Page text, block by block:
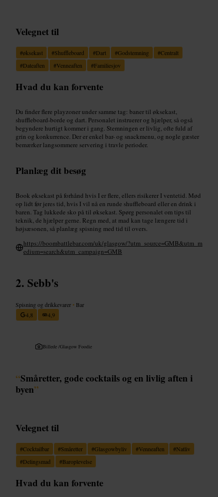
Velegnet til
#øksekast #Shuffleboard #Dart #Godstemning #Centralt
#Dateaften #Venneaften #Familiesjov
Hvad du kan forvente
Du finder flere playzoner under samme tag: baner til øksekast,
shuffleboard-borde og dart. Personalet instruerer og hjælper, så også
begyndere hurtigt kommer i gang. Stemningen er livlig, ofte fuld af
grin og konkurrence. Der er enkel bar- og snackmenu, og nogle gæster
bemærker langsommere servering i travle perioder.
Planlæg dit besøg
Book øksekast på forhånd hvis I er flere, ellers risikerer I ventetid. Mød
op lidt før jeres tid, hvis I vil nå en runde shuffleboard eller en drink i
baren. Tag lukkede sko på til øksekast. Spørg personalet om tips til
teknik, de hjælper gerne. Regn med, at mad kan tage længere tid i
højsæsonen, så planlæg spisning med tid til overs.
https://boombattlebar.com/uk/glasgow/?utm_source=GMB&utm_m
edium=search&utm_campaign=GMB
Sebb's
Spisning og drikkevarer • Bar
4,8
4,9
Billede /Glasgow Foodie
“Småretter, gode cocktails og en livlig aften i
byen”
Velegnet til
#Cocktailbar #Småretter #Glasgowbyliv #Venneaften #Natliv
#Delingsmad #Baroplevelse
Hvad du kan forvente